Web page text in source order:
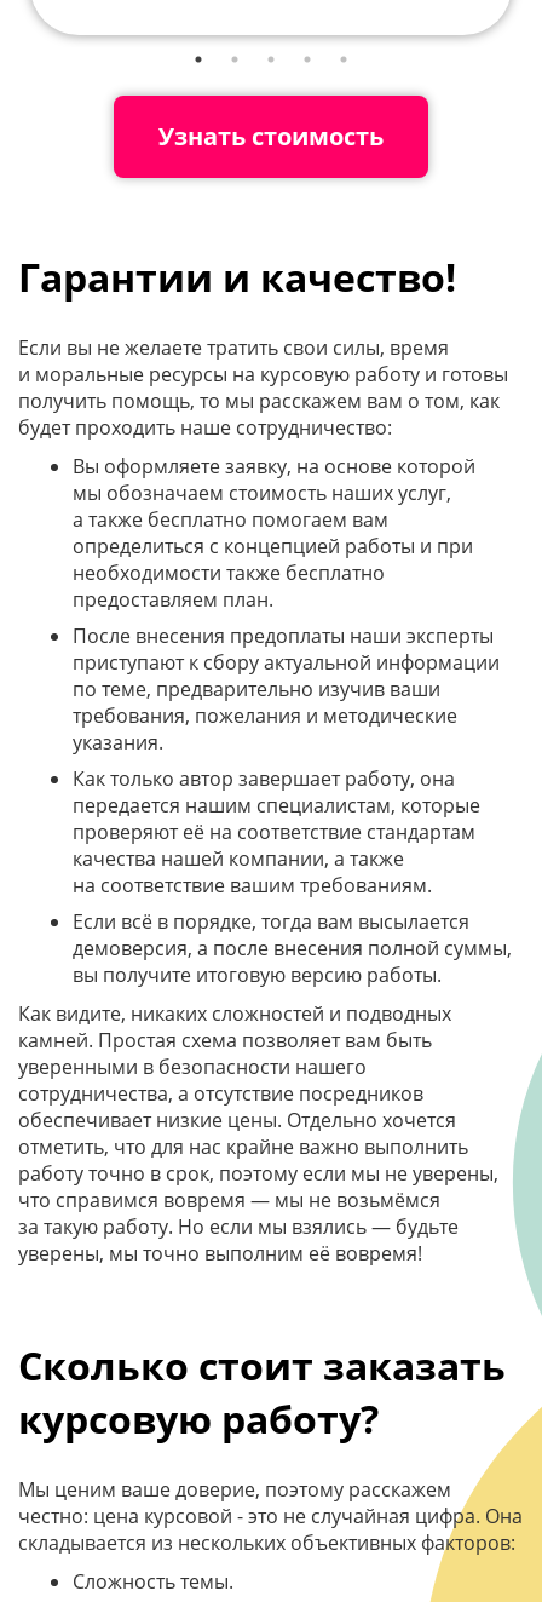
Узнать стоимость
Гарантии и качество!
Если вы не желаете тратить свои силы, время
и моральные ресурсы на курсовую работу и готовы
получить помощь, то мы расскажем вам о том, как
будет проходить наше сотрудничество:
Вы оформляете заявку, на основе которой
мы обозначаем стоимость наших услуг,
а также бесплатно помогаем вам
определиться с концепцией работы и при
необходимости также бесплатно
предоставляем план.
После внесения предоплаты наши эксперты
приступают к сбору актуальной информации
по теме, предварительно изучив ваши
требования, пожелания и методические
указания.
Как только автор завершает работу, она
передается нашим специалистам, которые
проверяют её на соответствие стандартам
качества нашей компании, а также
на соответствие вашим требованиям.
Если всё в порядке, тогда вам высылается
демоверсия, а после внесения полной суммы,
вы получите итоговую версию работы.
Как видите, никаких сложностей и подводных
камней. Простая схема позволяет вам быть
уверенными в безопасности нашего
сотрудничества, а отсутствие посредников
обеспечивает низкие цены. Отдельно хочется
отметить, что для нас крайне важно выполнить
работу точно в срок, поэтому если мы не уверены,
что справимся вовремя — мы не возьмёмся
за такую работу. Но если мы взялись — будьте
уверены, мы точно выполним её вовремя!
Сколько стоит заказать
курсовую работу?
Мы ценим ваше доверие, поэтому расскажем
честно: цена курсовой - это не случайная цифра. Она
складывается из нескольких объективных факторов:
Сложность темы.